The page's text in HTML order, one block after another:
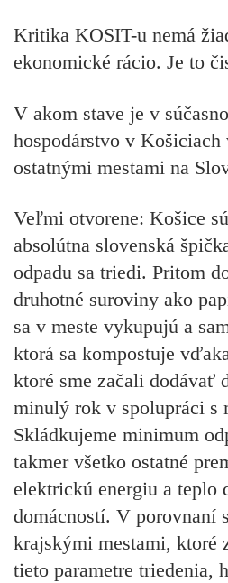
Kritika KOSIT-u nemá
ekonomické rácio. Je to
V akom stave je v
hospodárstvo v Košiciach
ostatnými mestami na
Veľmi otvorene: Košice
absolútna slovenská
odpadu sa triedi. Pritom
druhotné suroviny ako
sa v meste vykupujú a
ktorá sa kompostuje
ktoré sme začali dodávať
minulý rok v spolupráci s
Skládkujeme minimum
takmer všetko ostatné
elektrickú energiu a teplo
domácností. V porovnaní
krajskými mestami, ktoré
tieto parametre triedenia,